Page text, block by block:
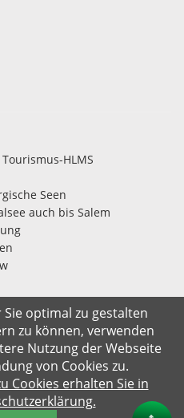
HLMS
Seen
auch bis Salem
Suche
optimal zu gestalten
zu können, verwenden
Nutzung der Webseite
von Cookies zu.
Cookies erhalten Sie in